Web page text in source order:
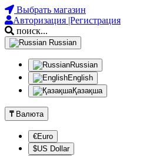
Выбрать магазин
Авторизация |Регистрация
поиск...
Russian
Russian
English
Қазақша
₸ Валюта
€Euro
$US Dollar